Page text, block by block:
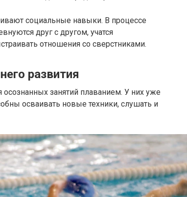
социальные навыки. В процессе
друг с другом, учатся
отношения со сверстниками.
развития
занятий плаванием. У них уже
осваивать новые техники, слушать и